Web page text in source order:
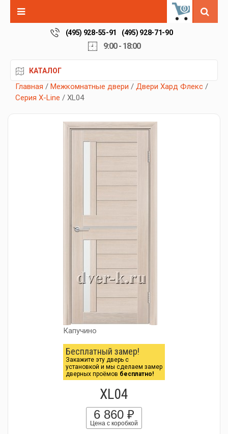
0
(495) 928-55-91 (495) 928-71-90
9:00 - 18:00
КАТАЛОГ
Главная / Межкомнатные двери / Двери Хард Флекс /
Серия X-Line / XL04
Капучино
Бесплатный замер!
Закажите эту дверь с
установкой и мы сделаем замер
дверных проёмов бесплатно!
XL04
6 860 ₽
Цена с коробкой